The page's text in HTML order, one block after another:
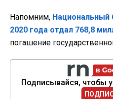
Напомним, Национальный
2020 года отдал 768,8
погашение
Подписывайся, чтобы